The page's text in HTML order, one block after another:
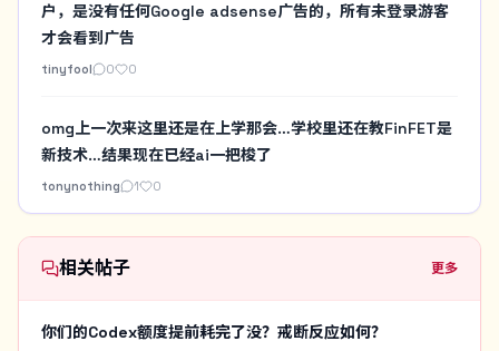
户，是没有任何Google adsense广告的，所有未登录游客
才会看到广告
tinyfool 0 0
omg上一次来这里还是在上学那会…学校里还在教FinFET是
新技术…结果现在已经ai一把梭了
tonynothing 1 0
相关帖子 更多
你们的Codex额度提前耗完了没？戒断反应如何？